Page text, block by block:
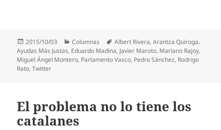
Publicado
el
2015/10/03 Categorías
Columnas Etiquetas
Albert Rivera,Arantza Quiroga,
Ayudas Más Justas, Eduardo Madina, Javier Maroto, Mariano Rajoy,
Miguel Ángel Montero, Parlamento Vasco, Pedro Sánchez, Rodrigo
Rato,Twitter
El problema no lo tiene los
catalanes